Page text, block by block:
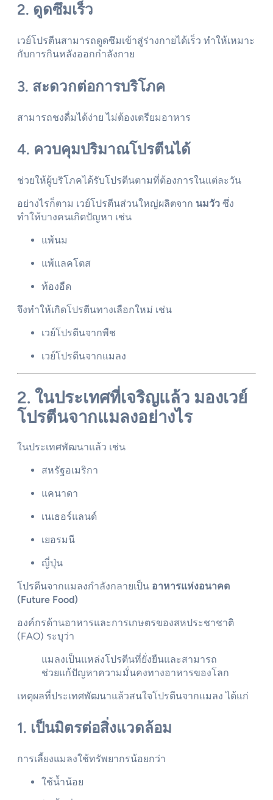
2. ดูดซึมเร็ว
เวย์โปรตีนสามารถดูดซึมเข้าสู่ร่างกายได้เร็ว ทำให้เหมาะ
กับการกินหลังออกกำลังกาย
3. สะดวกต่อการบริโภค
สามารถชงดื่มได้ง่าย ไม่ต้องเตรียมอาหาร
4. ควบคุมปริมาณโปรตีนได้
ช่วยให้ผู้บริโภคได้รับโปรตีนตามที่ต้องการในแต่ละวัน
อย่างไรก็ตาม เวย์โปรตีนส่วนใหญ่ผลิตจาก นมวัว ซึ่ง
ทำให้บางคนเกิดปัญหา เช่น
แพ้นม
แพ้แลคโตส
ท้องอืด
จึงทำให้เกิดโปรตีนทางเลือกใหม่ เช่น
เวย์โปรตีนจากพืช
เวย์โปรตีนจากแมลง
2. ในประเทศที่เจริญแล้ว มองเวย์
โปรตีนจากแมลงอย่างไร
ในประเทศพัฒนาแล้ว เช่น
สหรัฐอเมริกา
แคนาดา
เนเธอร์แลนด์
เยอรมนี
ญี่ปุ่น
โปรตีนจากแมลงกำลังกลายเป็น อาหารแห่งอนาคต
(Future Food)
องค์กรด้านอาหารและการเกษตรของสหประชาชาติ
(FAO) ระบุว่า
แมลงเป็นแหล่งโปรตีนที่ยั่งยืนและสามารถ
ช่วยแก้ปัญหาความมั่นคงทางอาหารของโลก
เหตุผลที่ประเทศพัฒนาแล้วสนใจโปรตีนจากแมลง ได้แก่
1. เป็นมิตรต่อสิ่งแวดล้อม
การเลี้ยงแมลงใช้ทรัพยากรน้อยกว่า
ใช้น้ำน้อย